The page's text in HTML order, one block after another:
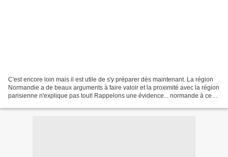
C'est encore loin mais il est utile de s'y préparer dès maintenant. La région
Normandie a de beaux arguments à faire valoir et la proximité avec la région
parisienne n'explique pas tout! Rappelons une évidence... normande à ce